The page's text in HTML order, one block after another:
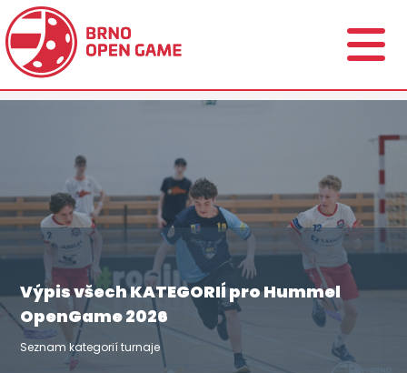
Výpis všech KATEGORIÍ pro Hummel
OpenGame 2026
Seznam kategorií turnaje